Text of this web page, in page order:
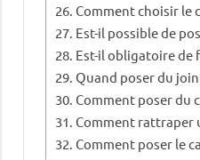
Comment choisir le
Est-il possible de
Est-il obligatoire de
Quand poser du
Comment poser du
Comment rattraper
Comment poser le